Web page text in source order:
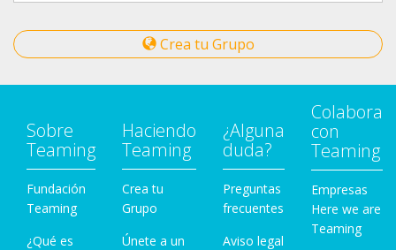
Crea tu Grupo
Sobre
Teaming
Fundación
Teaming
¿Qué es
Haciendo
Teaming
Crea tu
Grupo
Únete a un
¿Alguna
duda?
Preguntas
frecuentes
Aviso legal
Colabora
con
Teaming
Empresas
Here we are
Teaming